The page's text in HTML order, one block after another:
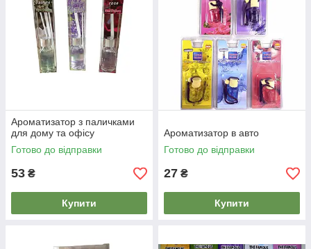
Ароматизатор з паличками
для дому та офісу
Готово до відправки
53 ₴
Купити
Ароматизатор в авто
Готово до відправки
27 ₴
Купити